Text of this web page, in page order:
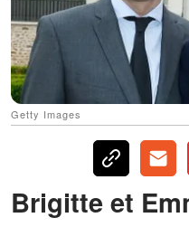
Getty Images
Brigitte et